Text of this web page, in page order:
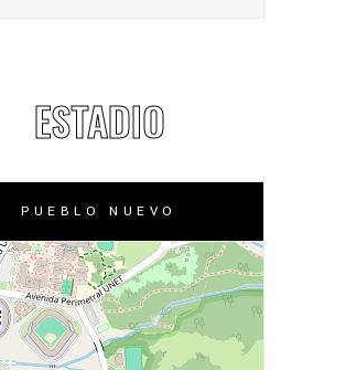
ESTADIO
PUEBLO NUEVO